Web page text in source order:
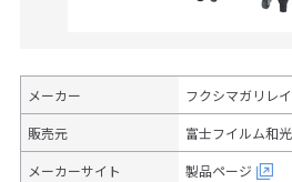
メーカー フクシマガリレイ
販売元 富士フイルム和
メーカーサイト 製品ページ